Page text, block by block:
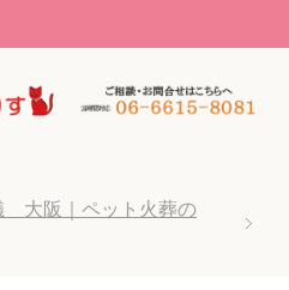
大阪｜ペット火葬の